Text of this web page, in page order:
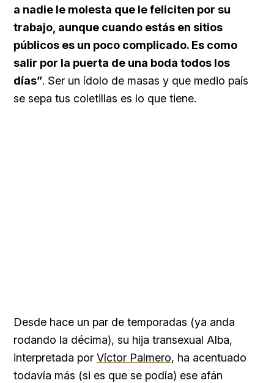
a nadie le molesta que le feliciten por su
trabajo, aunque cuando estás en sitios
públicos es un poco complicado. Es como
salir por la puerta de una boda todos los
días”. Ser un ídolo de masas y que medio país
se sepa tus coletillas es lo que tiene.
Desde hace un par de temporadas (ya anda
rodando la décima), su hija transexual Alba,
interpretada por Víctor Palmero, ha acentuado
todavía más (si es que se podía) ese afán